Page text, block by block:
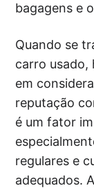
bagagens e
Quando se
carro usado,
em
reputação
é um fator
regulares e
adequados.